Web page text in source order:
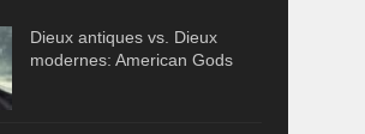
Dieux antiques vs. Dieux
modernes: American Gods